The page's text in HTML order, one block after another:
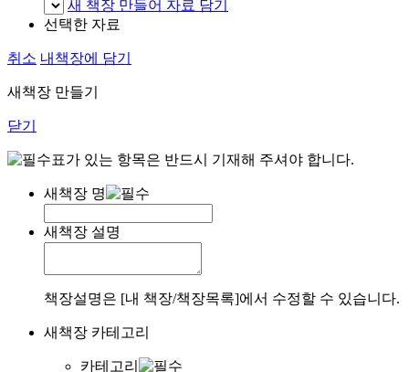
새 책장 만들어 자료 담기
선택한 자료
취소 내책장에 담기
새책장 만들기
닫기
표가 있는 항목은 반드시 기재해 주셔야 합니다.
새책장 명
새책장 설명
책장설명은 [내 책장/책장목록]에서 수정할 수 있습니다.
새책장 카테고리
카테고리